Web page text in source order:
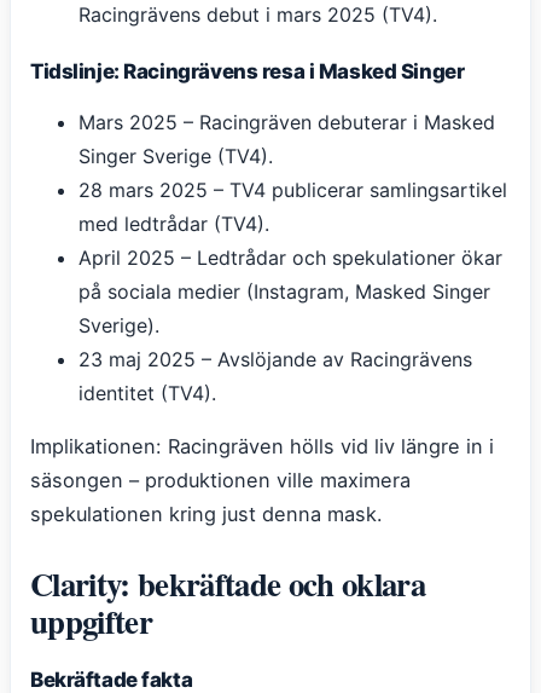
Racingrävens debut i mars 2025 (TV4).
Tidslinje: Racingrävens resa i Masked Singer
Mars 2025 – Racingräven debuterar i Masked
Singer Sverige (TV4).
28 mars 2025 – TV4 publicerar samlingsartikel
med ledtrådar (TV4).
April 2025 – Ledtrådar och spekulationer ökar
på sociala medier (Instagram, Masked Singer
Sverige).
23 maj 2025 – Avslöjande av Racingrävens
identitet (TV4).
Implikationen: Racingräven hölls vid liv längre in i
säsongen – produktionen ville maximera
spekulationen kring just denna mask.
Clarity: bekräftade och oklara
uppgifter
Bekräftade fakta